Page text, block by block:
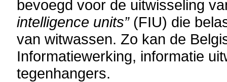
bevoegd voor de uitwisseling
intelligence units”(FIU) die
van witwassen. Zo kan de
Informatiewerking, informatie
tegenhangers.